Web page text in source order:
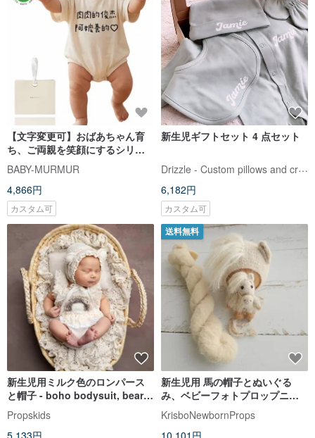
【文字変更可】おばあちゃん育
ち、ご両親を笑顔にするシリー
ズ、面白い勝負服、高品質ベビ
ーコットン
BABY-MURMUR
4,866円
カスタム可
新生児ギフトセット 4 点セット
Drizzle - Custom pillows and crafts
6,182円
カスタム可
新生児用ミルク色のロンパース
と帽子 - boho bodysuit, bear
hat - ニューボーンフォト撮影
Propskids
5,133円
送料無料
新生児用 馬の帽子とぬいぐる
み、ベビーフォトプロップニッ
ト
KrisboNewbornProps
10,101円